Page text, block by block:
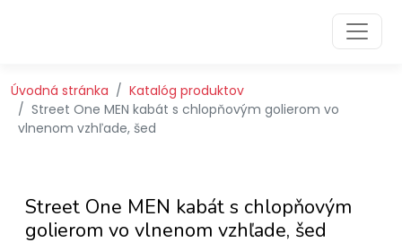
Úvodná stránka
Katalóg produktov
Street One MEN kabát s chlopňovým golierom vo
vlnenom vzhľade, šed
Street One MEN kabát s chlopňovým
golierom vo vlnenom vzhľade, šed